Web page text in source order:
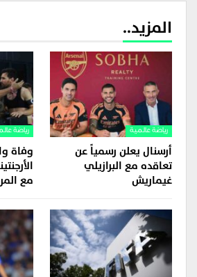
المزيد..
رياضة عالمية
أرسنال يعلن رسمياً عن
تعاقده مع البرازيلي
غيماريش
رياضة
وفاة
مع